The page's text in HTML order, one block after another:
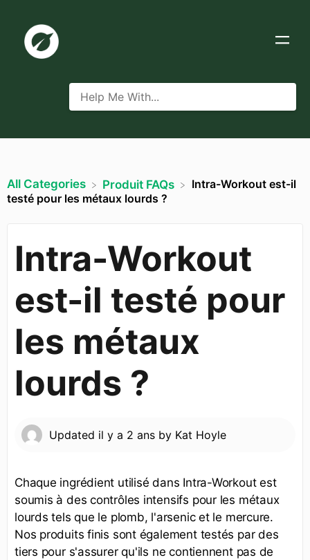
All Categories ​Produit FAQs
Intra-Workout est-il
testé pour les métaux lourds ?
Intra-Workout
est-il testé pour
les métaux
lourds ?
Updated il y a 2 ans by Kat Hoyle
Chaque ingrédient utilisé dans Intra-Workout est
soumis à des contrôles intensifs pour les métaux
lourds tels que le plomb, l'arsenic et le mercure.
Nos produits finis sont également testés par des
tiers pour s'assurer qu'ils ne contiennent pas de